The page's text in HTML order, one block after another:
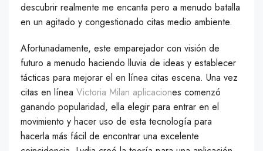
descubrir realmente me encanta pero a menudo batalla
en un agitado y congestionado citas medio ambiente.
Afortunadamente, este emparejador con visión de
futuro a menudo haciendo lluvia de ideas y establecer
tácticas para mejorar el en línea citas escena. Una vez
citas en línea Victoria Milan aplicaciones comenzó
ganando popularidad, ella elegir para entrar en el
movimiento y hacer uso de esta tecnología para
hacerla más fácil de encontrar una excelente